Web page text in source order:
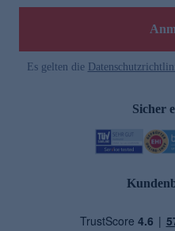
Es gelten die
Sicher